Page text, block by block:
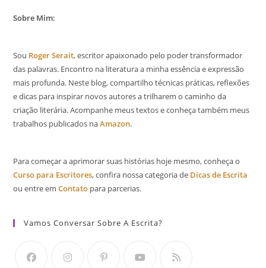
Sobre Mim:
Sou Roger Serait, escritor apaixonado pelo poder transformador
das palavras. Encontro na literatura a minha essência e expressão
mais profunda. Neste blog, compartilho técnicas práticas, reflexões
e dicas para inspirar novos autores a trilharem o caminho da
criação literária. Acompanhe meus textos e conheça também meus
trabalhos publicados naAmazon.
Para começar a aprimorar suas histórias hoje mesmo, conheça o
Curso para Escritores, confira nossa categoria de Dicas de Escrita
ou entre emContato para parcerias.
Vamos Conversar Sobre A Escrita?